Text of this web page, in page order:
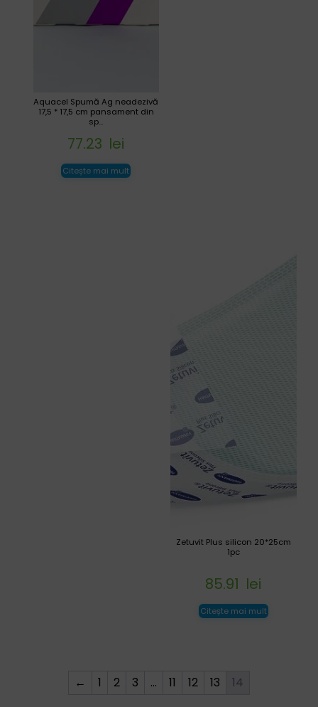
Aquacel Spumă Ag neadezivă
17,5 * 17,5 cm pansament din
sp...
77.23 lei
Citește mai mult
Zetuvit Plus silicon 20*25cm
1pc
85.91 lei
Citește mai mult
← 1 2 3 … 11 12 13 14